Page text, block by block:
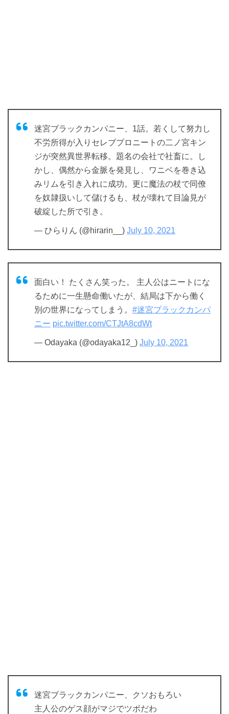
迷宮ブラックカンパニー、1話。若くして努力し
不労所得が入りセレブプロニートの二ノ宮キン
ジが突然異世界転移。題名の会社で社畜に。し
かし、偶然から金脈を発見し、ワニベを巻き込
みリムを引き入れに成功。更に魔法の杖で同僚
を奴隷扱いして儲けるも、杖が壊れて目論見が
破綻した所で引き。
— ひらりん (@hirarin__) July 10, 2021
面白い！ たくさん笑った。 主人公はニートにな
るために一生懸命働いたが、結局は下から働く
別の世界になってしまう。 #迷宮ブラックカンパ
ニー pic.twitter.com/CTJtA8cdWt
— Odayaka (@odayaka12_) July 10, 2021
迷宮ブラックカンパニー、クソおもろい
主人公のゲス顔がマジでツボだわ